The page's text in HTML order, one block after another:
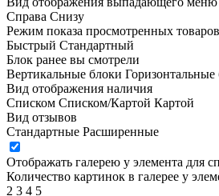
Справа Снизу
Режим показа просмотренных товаров
Быстрый Стандартный
Блок ранее вы смотрели
Вертикальные блоки Горизонтальные
Вид отображения наличия
Списком Списком/Картой Картой
Вид отзывов
Стандартные Расширенные
Отображать галерею у элемента для
Количество картинок в галерее у
2 3 4 5